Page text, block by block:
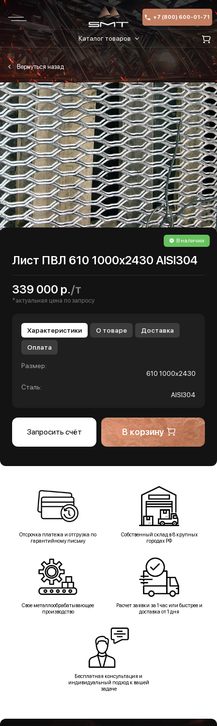
+7 (800) 600-01-71
Каталог товаров
В наличии
Лист ПВЛ 610 1000х2430 AISI304
339 000 р./т
*актуальная цена по запросу
Характеристики О товаре Доставка
Оплата
Размер:
610 1000х2430
Сталь:
AISI304
Запросить счёт В корзину
Отсрочка платежа и отгрузка по
гарантийному письму
Собственный склад в 8 крупных
городах РФ
Свое металлообрабатывающее
производство
Расчет заявки за 1 час или быстрее и
доставка от 1 дня
Бесплатная консультация и
индивидуальный подход к вашей
задаче